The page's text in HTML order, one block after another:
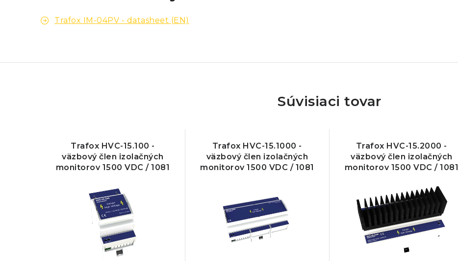
Trafox IM-04PV - datasheet (EN)
Súvisiaci tovar
Trafox HVC-15.100 -
väzbový člen izolačných
monitorov 1500 VDC / 1081
Trafox HVC-15.1000 -
väzbový člen izolačných
monitorov 1500 VDC / 1081
Trafox HVC-15.2000 -
väzbový člen izolačných
monitorov 1500 VDC / 1081